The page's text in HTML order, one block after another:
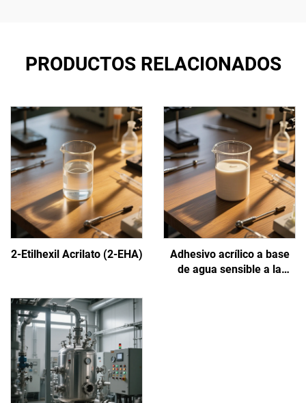
PRODUCTOS RELACIONADOS
2-Etilhexil Acrilato (2-EHA)
Adhesivo acrílico a base
de agua sensible a la